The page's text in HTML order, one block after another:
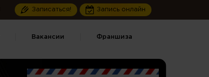
Записаться! Запись онлайн
Вакансии Франшиза